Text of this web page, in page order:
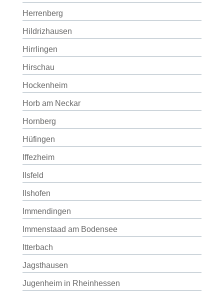
Herrenberg
Hildrizhausen
Hirrlingen
Hirschau
Hockenheim
Horb am Neckar
Hornberg
Hüfingen
Iffezheim
Ilsfeld
Ilshofen
Immendingen
Immenstaad am Bodensee
Itterbach
Jagsthausen
Jugenheim in Rheinhessen